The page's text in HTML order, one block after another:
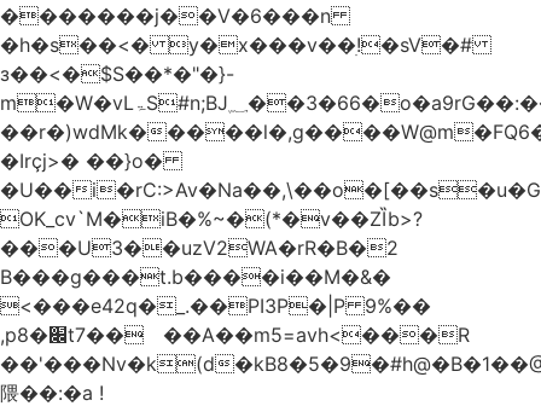
�������j��V�6���n
�h�s��<� y�x���v��ׅ!�sV�#
з��<�$S��*�"�}-
m�W�vLۃЅ#n;BJ؁��3�66�o�a9rG��:�����W�QКY�4����8���u4�̒*�Q�����cǏ���pL���`�b��egLz�j�Ms9i�e�d�����Ź͊�u,|l2.
��r�)wdMk�
�Irçj>� ��}o�
�U��
OK_cv`M�iB�%~�(*�v��ZȈb>?
���U3��uzV2WA�rR�B�2
B���g���t.b����i��M�&�
<���e42q�_.��PI3P�|P 9%��
,p8�׌t7��𥉉��A��m5=avh<���R
��'���Nv�k(d
隈��:�a !